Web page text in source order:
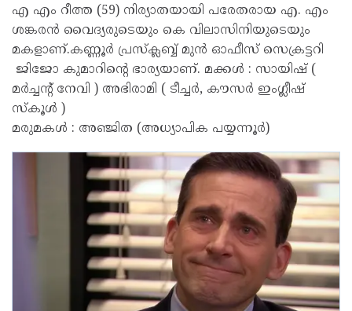
എ എം റീത്ത (59) നിര്യാതയായി പരേതരായ എ. എം
ശങ്കരൻ വൈദ്യരുടെയും കെ വിലാസിനിയുടെയും
മകളാണ്.കണ്ണൂർ പ്രസ്ക്ലബ്ബ് മുൻ ഓഫീസ് സെക്രട്ടറി
ജിജോ കുമാറിൻ്റെ ഭാര്യയാണ്. മക്കൾ : സായിഷ് (
മർച്ചൻ്റ് നേവി ) അഭിരാമി ( ടീച്ചർ, കൗസർ ഇംഗ്ലീഷ്
സ്കൂൾ )
മരുമകൾ : അഞ്ജിത (അധ്യാപിക പയ്യന്നൂർ)